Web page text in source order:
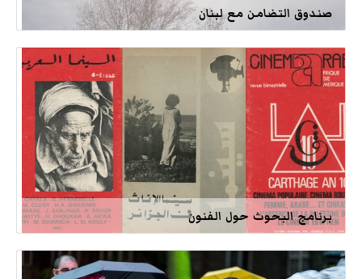
صندوق التضامن مع لبنان
برنامج البحوث حول الفنون